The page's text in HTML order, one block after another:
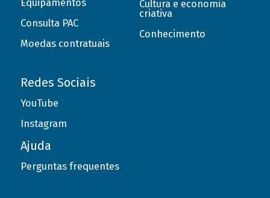
Equipamentos
Consulta PAC
Moedas contratuais
Cultura e economia
criativa
Conhecimento
Redes Sociais
YouTube
Instagram
Ajuda
Perguntas frequentes